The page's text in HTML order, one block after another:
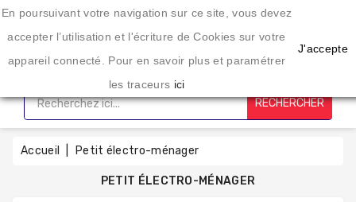
Une enseigne spécialisée dans l'éléctroménager depuis 20 ans
CATÉGORIE
Accueil
Lavage
Sechage
RECHERCHER
Accueil Petit électro-ménager
PETIT ÉLECTRO-MÉNAGER
En poursuivant votre navigation sur ce site, vous devez
accepter l’utilisation et l'écriture de Cookies sur votre
appareil connecté. Pour en savoir plus et paramétrer
les traceurs ici
J'accepte